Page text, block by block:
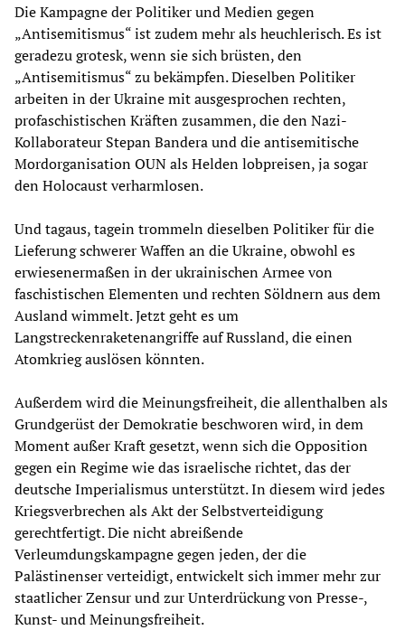
Die Kampagne der Politiker und Medien gegen
„Antisemitismus“ ist zudem mehr als heuchlerisch. Es ist
geradezu grotesk, wenn sie sich brüsten, den
„Antisemitismus“ zu bekämpfen. Dieselben Politiker
arbeiten in der Ukraine mit ausgesprochen rechten,
profaschistischen Kräften zusammen, die den Nazi-
Kollaborateur Stepan Bandera und die antisemitische
Mordorganisation OUN als Helden lobpreisen, ja sogar
den Holocaust verharmlosen.
Und tagaus, tagein trommeln dieselben Politiker für die
Lieferung schwerer Waffen an die Ukraine, obwohl es
erwiesenermaßen in der ukrainischen Armee von
faschistischen Elementen und rechten Söldnern aus dem
Ausland wimmelt. Jetzt geht es um
Langstreckenraketenangriffe auf Russland, die einen
Atomkrieg auslösen könnten.
Außerdem wird die Meinungsfreiheit, die allenthalben als
Grundgerüst der Demokratie beschworen wird, in dem
Moment außer Kraft gesetzt, wenn sich die Opposition
gegen ein Regime wie das israelische richtet, das der
deutsche Imperialismus unterstützt. In diesem wird jedes
Kriegsverbrechen als Akt der Selbstverteidigung
gerechtfertigt. Die nicht abreißende
Verleumdungskampagne gegen jeden, der die
Palästinenser verteidigt, entwickelt sich immer mehr zur
staatlicher Zensur und zur Unterdrückung von Presse-,
Kunst- und Meinungsfreiheit.